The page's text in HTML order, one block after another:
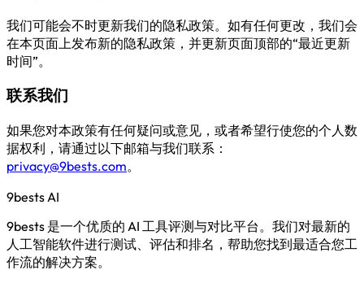
我们可能会不时更新我们的隐私政策。如有任何更改，我们会
在本页面上发布新的隐私政策，并更新页面顶部的“最近更新
时间”。
联系我们
如果您对本政策有任何疑问或意见，或者希望行使您的个人数
据权利，请通过以下邮箱与我们联系：
privacy@9bests.com。
9bestsAI
9bests 是一个优质的 AI 工具评测与对比平台。我们对最新的
人工智能软件进行测试、评估和排名，帮助您找到最适合您工
作流的解决方案。